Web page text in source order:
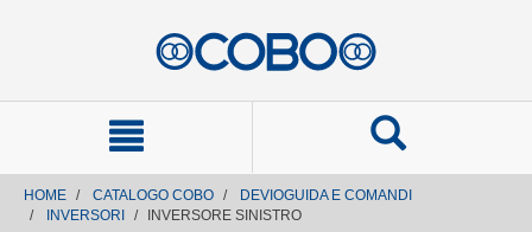
HOME CATALOGO COBO
DEVIOGUIDA E COMANDI
INVERSORI
INVERSORE SINISTRO